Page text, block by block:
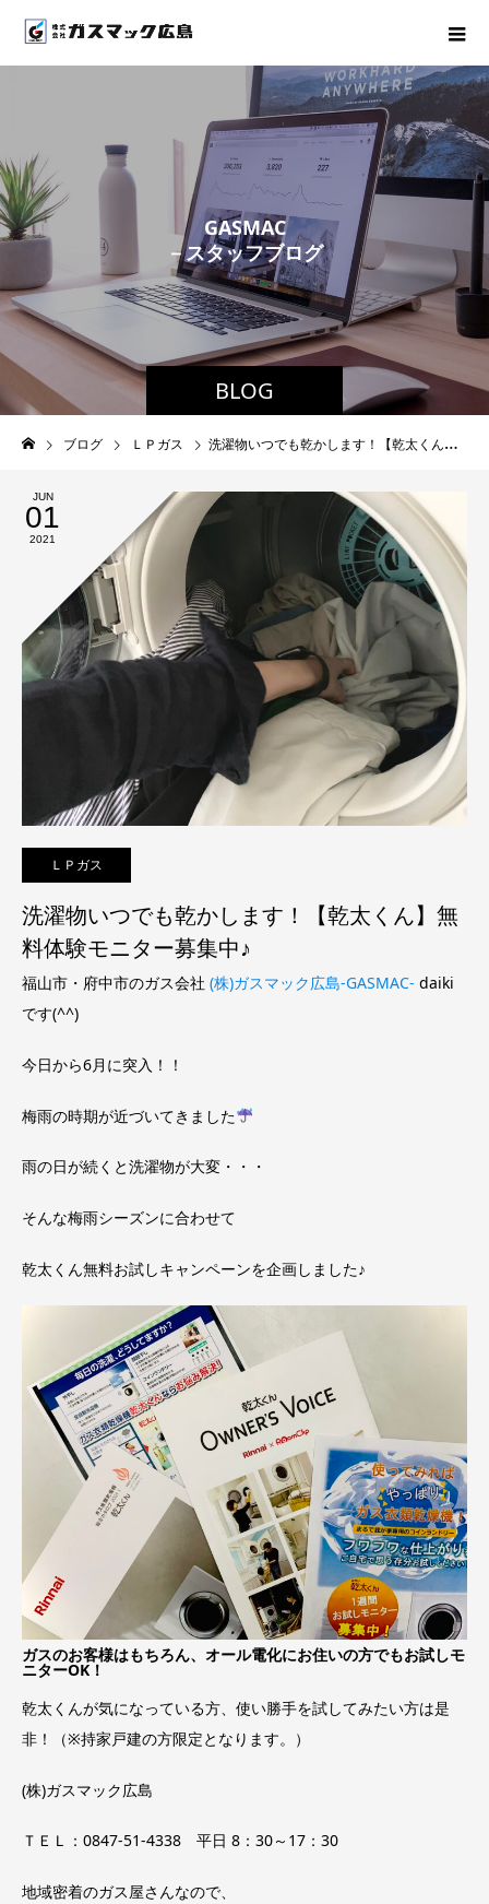
BLOG
GASMAC
－スタッフブログ－
ブログ ＬＰガス 洗濯物いつでも乾かします！【乾太くん】無料体験モニター募集中♪
JUN
01
2021
ＬＰガス
洗濯物いつでも乾かします！【乾太くん】無
料体験モニター募集中♪
福山市・府中市のガス会社 (株)ガスマック広島-GASMAC- daiki
です(^^)
今日から6月に突入！！
梅雨の時期が近づいてきました
雨の日が続くと洗濯物が大変・・・
そんな梅雨シーズンに合わせて
乾太くん無料お試しキャンペーンを企画しました♪
ガスのお客様はもちろん、オール電化にお住いの方でもお試しモ
ニターOK！
乾太くんが気になっている方、使い勝手を試してみたい方は是
非！（※持家戸建の方限定となります。）
(株)ガスマック広島
ＴＥＬ：0847‐51‐4338 平日 8：30～17：30
地域密着のガス屋さんなので、